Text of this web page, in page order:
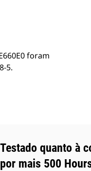
foram
5.
Testado quanto à
por mais 500